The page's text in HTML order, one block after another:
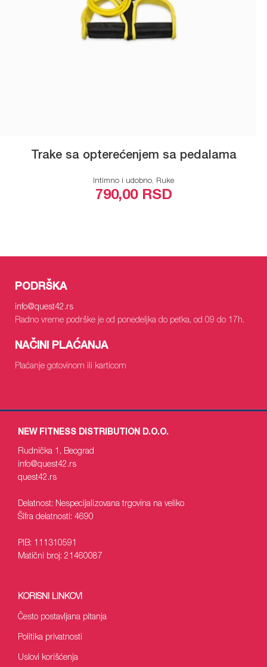
Trake sa opterećenjem sa pedalama
Intimno i udobno, Ruke
790,00 RSD
PODRŠKA
info@quest42.rs
Radno vreme podrške je od ponedeljka do petka, od 09 do 17h.
NAČINI PLAĆANJA
Plaćanje gotovinom ili karticom
NEW FITNESS DISTRIBUTION D.O.O.
Rudnička 1, Beograd
info@quest42.rs
quest42 .rs
Delatnost: Nespecijalizovana trgovina na veliko
Šifra delatnosti: 4690
PIB: 111310591
Matični broj: 21460087
KORISNI LINKOVI
Često postavljana pitanja
Politika privatnosti
Uslovi korišćenja